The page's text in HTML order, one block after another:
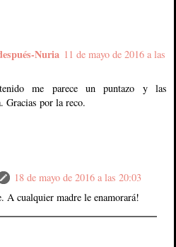
Nuria 11 de mayo de 2016 a las
me parece un puntazo y las
Gracias por la reco.
18 de mayo de 2016 a las 20:03
A cualquier madre le enamorará!